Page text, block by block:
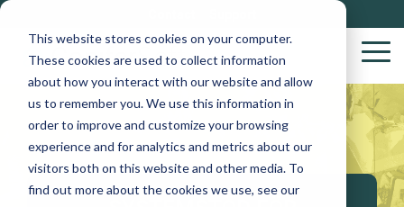
This website stores cookies on your computer.
These cookies are used to collect information
about how you interact with our website and allow
us to remember you. We use this information in
order to improve and customize your browsing
experience and for analytics and metrics about our
visitors both on this website and other media. To
find out more about the cookies we use, see our
Skip
main
content.
Wood
Purchasing
Solutions